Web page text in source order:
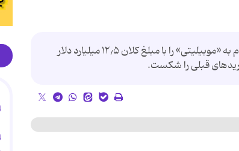
تقریبا ۲ سال پیش بود که گوگل اعلام کرد که بخش موبایل موتورولا موسوم به «موبیلیتی» را با مبلغ کلان ۱۲٫۵ میلیارد دلار
قبلی را شکست.